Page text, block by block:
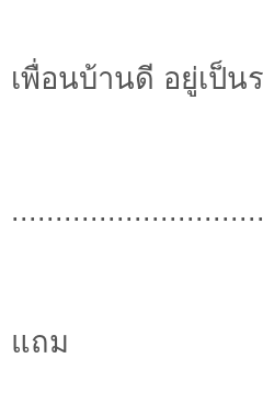
เพื่อนบ้านดี อยู่เป็น
แถม